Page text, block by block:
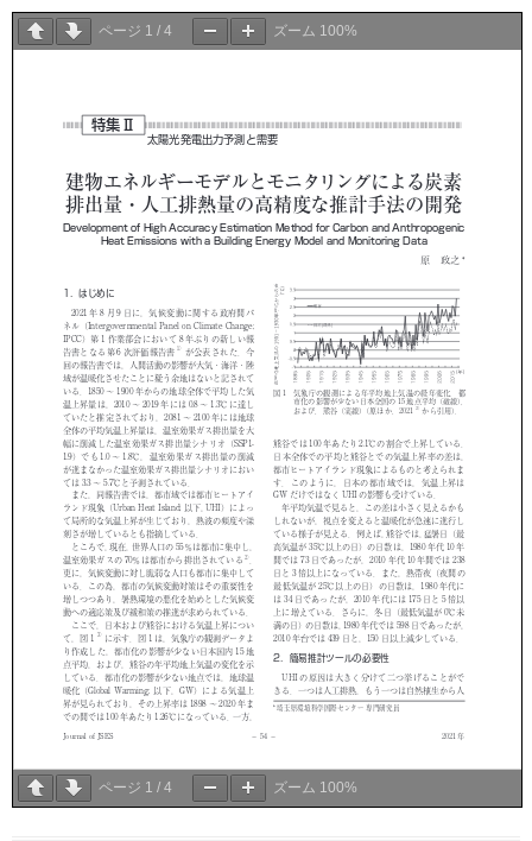
ページ 1 / 4 ズーム 100%
ページ 1 / 4 ズーム 100%